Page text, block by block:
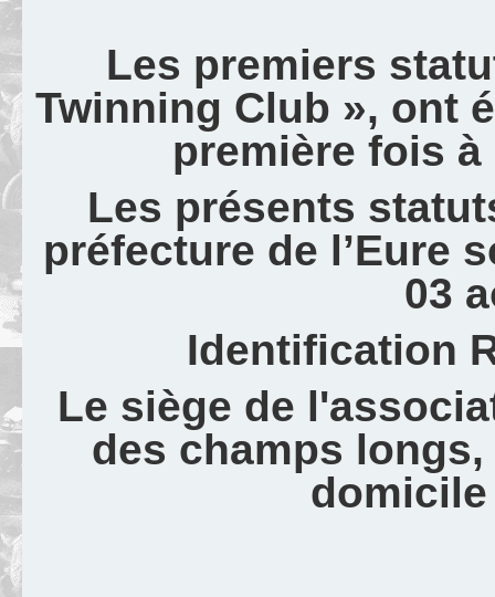
Les premiers
Twinning Club », ont
première fois
Les présents
préfecture de l’Eure
03
Identification
Le siège de
des champs longs,